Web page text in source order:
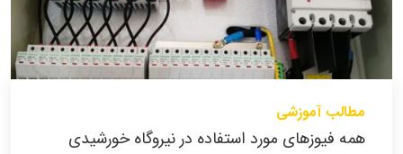
مطالب آموزشی
همه فیوزهای مورد استفاده در نیروگاه خورشیدی